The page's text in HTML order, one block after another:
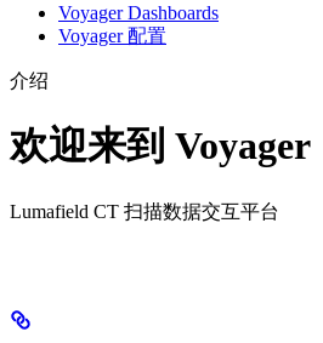
Voyager Dashboards
Voyager 配置
介绍
欢迎来到 Voyager
Lumafield CT 扫描数据交互平台